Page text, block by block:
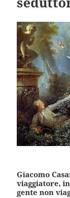
Giacomo
viaggiatore,
gente non